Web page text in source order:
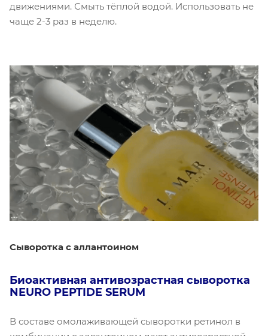
движениями. Смыть тёплой водой. Использовать не
чаще 2-3 раз в неделю.
Сыворотка с аллантоином
Биоактивная антивозрастная сыворотка
NEURO PEPTIDE SERUM
В составе омолаживающей сыворотки ретинол в